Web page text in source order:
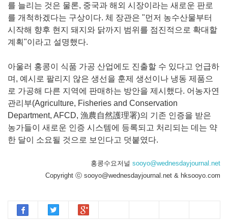
를 늘리는 것은 물론, 중국과 해외 시장이라는 새로운 판로
를 개척하겠다는 구상이다. 체 장관은 "먼저 농수산물부터
시작해 향후 현지 돼지와 닭까지 범위를 점진적으로 확대할
계획"이라고 설명했다.
아울러 홍콩이 식품 가공 산업에도 진출할 수 있다고 언급하
며, 예시로 팔리지 않은 생선을 훈제 생선이나 냉동 제품으
로 가공해 다른 지역에 판매하는 방안을 제시했다. 어농자연
관리부(Agriculture, Fisheries and Conservation
Department, AFCD, 漁農自然護理署)의 기존 인증을 받은
농가들이 새로운 인증 시스템에 등록되고 처리되는 데는 약
한 달이 소요될 것으로 보인다고 덧붙였다.
홍콩수요저널 sooyo@wednesdayjournal.net
Copyright ⓒ sooyo@wednesdayjournal.net & hksooyo.com